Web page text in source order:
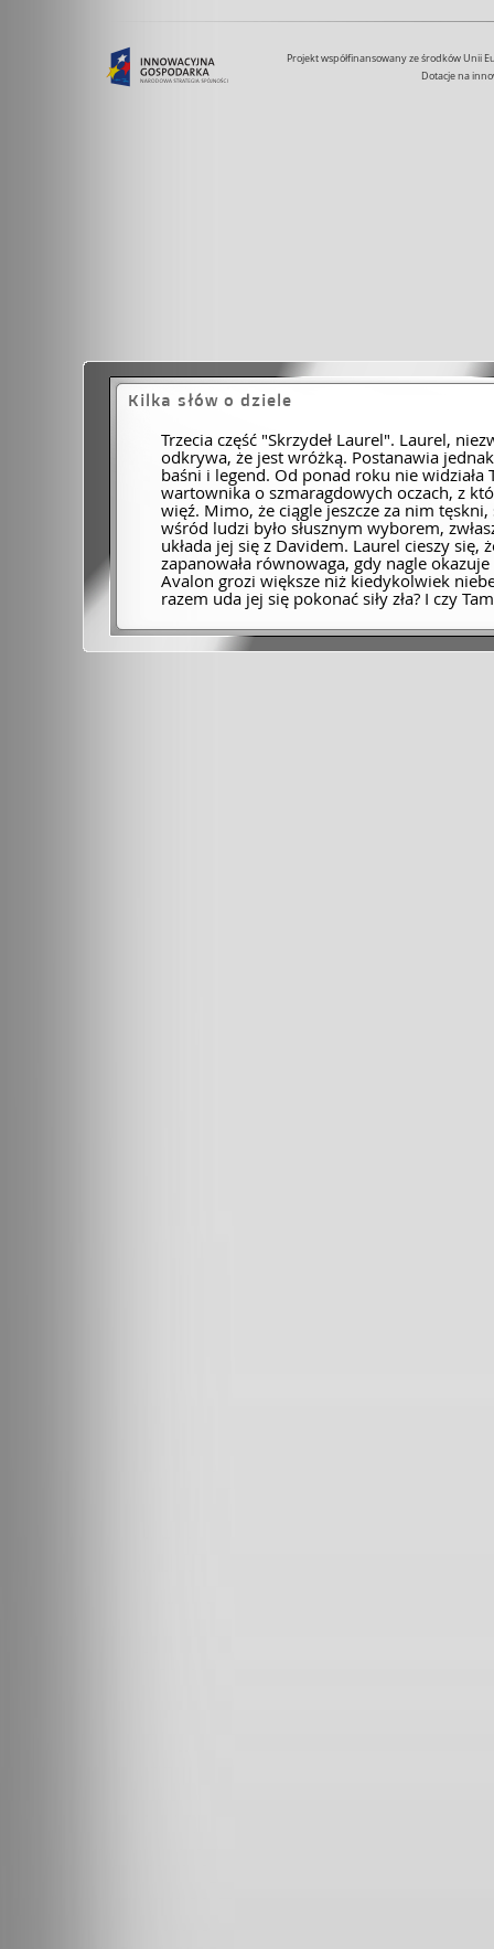
Projekt współfinansowany ze środków Unii
Dotacje na
Kilka słów o dziele
Trzecia część "Skrzydeł Laurel". Laurel,
odkrywa, że jest wróżką. Postanawia
baśni i legend. Od ponad roku nie widziała
wartownika o szmaragdowych oczach, z
więź. Mimo, że ciągle jeszcze za nim
wśród ludzi było słusznym wyborem,
układa jej się z Davidem. Laurel cieszy się,
zapanowała równowaga, gdy nagle
Avalon grozi większe niż kiedykolwiek
razem uda jej się pokonać siły zła? I czy